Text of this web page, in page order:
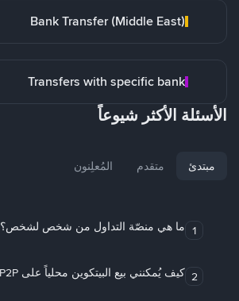
Bank Transfer (Middle East)
Transfers with specific bank
الأسئلة الأكثر شيوعاً
مبتدئ متقدم المُعلِنون
1 ما هي منصّة التداول من شخص لشخص؟
2 كيف يُمكنني بيع البيتكوين محلياً على Binance P2P؟